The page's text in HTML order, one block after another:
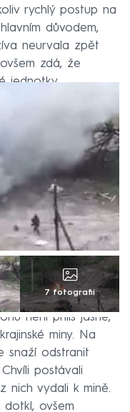
rychlý postup na
důvodem,
neurvala zpět
zdá, že
jednotky.
7 fotografií
není příliš jasné,
miny. Na
snaží odstranit
postávali
nich vydali k mině.
dotkl, ovšem